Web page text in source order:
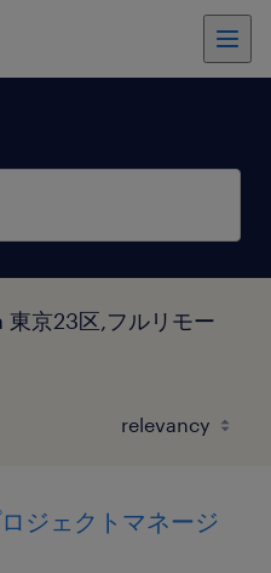
京23区,フルリモー
ジェクトマネージ